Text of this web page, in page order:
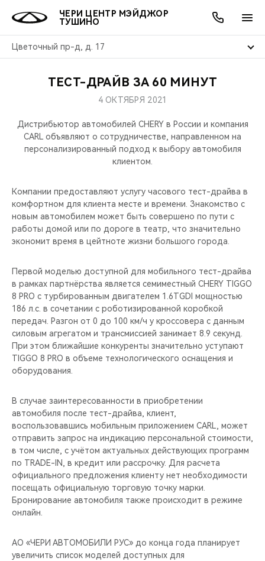
ЧЕРИ ЦЕНТР МЭЙДЖОР
ТУШИНО
Цветочный пр-д, д. 17
МОДЕЛИ
КРОССОВЕРЫ
СЕДАНЫ
НОВИНКИ
ПОКУПАТЕЛЯМ
КРЕДИТ И СТРАХОВАНИЕ
ВЛАДЕЛЬЦАМ
ЗАПЧАСТИ И АКСЕССУАРЫ
CHERY CONNECT
МИР CHERY
О БРЕНДЕ
ЛЮДИ CHERY
БЛАГОТВОРИТЕЛЬНОСТЬ
CHERY REMOTE
CHERY И СПОРТ
НАШИ МЕРОПРИЯТИЯ
ВИДЕООБЗОРЫ
АКЦИИ
ОНЛАЙН СЕРВИСЫ
КРЕДИТ
О КОМПАНИИ
МЫ В СОЦСЕТЯХ
ТЕСТ-ДРАЙВ ЗА 60 МИНУТ
4 ОКТЯБРЯ 2021
Дистрибьютор автомобилей CHERY в России и компания
CARL объявляют о сотрудничестве, направленном на
персонализированный подход к выбору автомобиля
клиентом.
Компании предоставляют услугу часового тест-драйва в
комфортном для клиента месте и времени. Знакомство с
новым автомобилем может быть совершено по пути с
работы домой или по дороге в театр, что значительно
экономит время в цейтноте жизни большого города.
Первой моделью доступной для мобильного тест-драйва
в рамках партнёрства является семиместный CHERY TIGGO
8 PRO с турбированным двигателем 1.6TGDI мощностью
186 л.с. в сочетании с роботизированной коробкой
передач. Разгон от 0 до 100 км/ч у кроссовера c данным
силовым агрегатом и трансмиссией занимает 8.9 секунд.
При этом ближайшие конкуренты значительно уступают
TIGGO 8 PRO в объеме технологического оснащения и
оборудования.
В случае заинтересованности в приобретении
автомобиля после тест-драйва, клиент,
воспользовавшись мобильным приложением CARL, может
отправить запрос на индикацию персональной стоимости,
в том числе, с учётом актуальных действующих программ
по TRADE-IN, в кредит или рассрочку. Для расчета
официального предложения клиенту нет необходимости
посещать официальную торговую точку марки.
Бронирование автомобиля также происходит в режиме
онлайн.
АО «ЧЕРИ АВТОМОБИЛИ РУС» до конца года планирует
увеличить список моделей доступных для